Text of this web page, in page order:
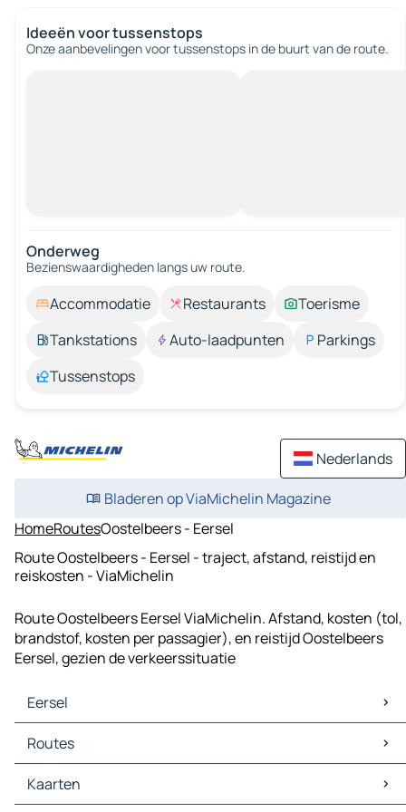
Ideeën voor tussenstops
Onze aanbevelingen voor tussenstops in de buurt van de route.
Onderweg
Bezienswaardigheden langs uw route.
Accommodatie Restaurants
Toerisme
Tankstations
Auto-laadpunten
Parkings
Tussenstops
Nederlands
Bladeren op ViaMichelin Magazine
HomeRoutesOostelbeers - Eersel
Route Oostelbeers - Eersel - traject, afstand, reistijd en
reiskosten - ViaMichelin
Route Oostelbeers Eersel ViaMichelin. Afstand, kosten (tol,
brandstof, kosten per passagier), en reistijd Oostelbeers
Eersel, gezien de verkeerssituatie
Eersel
Eersel Kaarten
Eersel Verkeer
Eersel Hotels
Eersel Restaurants
Routes
Routes Eersel - Eindhoven
Routes Eersel - Tilburg
Kaarten